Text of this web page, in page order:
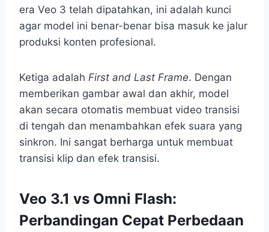
era Veo 3 telah dipatahkan, ini adalah kunci
agar model ini benar-benar bisa masuk ke jalur
produksi konten profesional.
Ketiga adalah First and Last Frame. Dengan
memberikan gambar awal dan akhir, model
akan secara otomatis membuat video transisi
di tengah dan menambahkan efek suara yang
sinkron. Ini sangat berharga untuk membuat
transisi klip dan efek transisi.
Veo 3.1 vs Omni Flash:
Perbandingan Cepat Perbedaan